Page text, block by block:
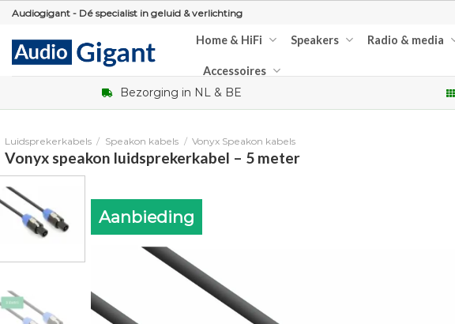
Skip
content
Audiogigant - Dé specialist in geluid & verlichting
Home & HiFi Speakers Radio & media
Accessoires
Bezorging in NL & BE
Luidsprekerkabels / Speakon kabels / Vonyx Speakon kabels
Vonyx speakon luidsprekerkabel – 5 meter
Aanbieding